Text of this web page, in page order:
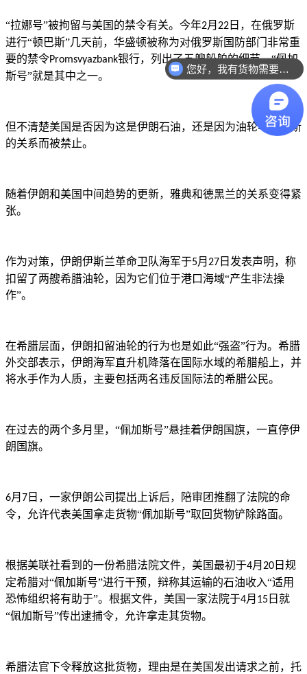
“拉娜号”被拘留与美国的禁令有关。今年2月 22 日，在俄罗斯
进行“顿巴斯”几天前，华盛顿被称为对俄罗斯国防部门非常重
要的禁令Promsvyazbank银行，列出了五艘船舶的细节，“佩加
斯号”就是其中之一。
但不清楚美国是否因为这是伊朗石油，还是因为油轮与俄罗斯
的关系而被禁止。
随着伊朗和美国中间趋势的更新，雅典和德黑兰的关系变得紧
张。
作为对策，伊朗伊斯兰革命卫队海军于5月 27 日发表声明，称
扣留了两艘希腊油轮，因为它们位于港口海域“产生非法操
作”。
在希腊层面，伊朗扣留油轮的行为也是如此“强盗”行为。希腊
外交部表示，伊朗海军直升机降落在国际水域的希腊船上，并
将水手作为人质，主要包括两名违反国际法的希腊公民。
在过去的两个多月里， “佩加斯号”悬挂着伊朗国旗，一直停伊
朗国旗。
6月 7 日，一家伊朗公司提出上诉后，陪审团推翻了法院的命
令，允许代表美国拿走货物“佩加斯号”取回货物铲除路面。
根据美联社看到的一份希腊法院文件，美国最初于4月 20 日规
定希腊对“佩加斯号”进行干预，辩称其运输的石油收入“适用
恐怖组织将有助于”。根据文件，美国一家法院于4月 15 日就
“佩加斯号”传出逮捕令，允许拿走其货物。
希腊法官下令释放这批货物，理由是在美国发出请求之前，托
您好，我有货物需要你们的产品。